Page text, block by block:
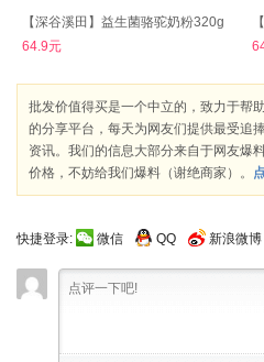
【深谷溪田】益生菌骆驼奶粉320g
64.9元
批发价值得买是一个中立的，致力于帮
的分享平台，每天为网友们提供最受追
资讯。我们的信息大部分来自于网友爆
价格，不妨给我们爆料（谢绝商家）。
快捷登录: 微信 QQ 新浪微博